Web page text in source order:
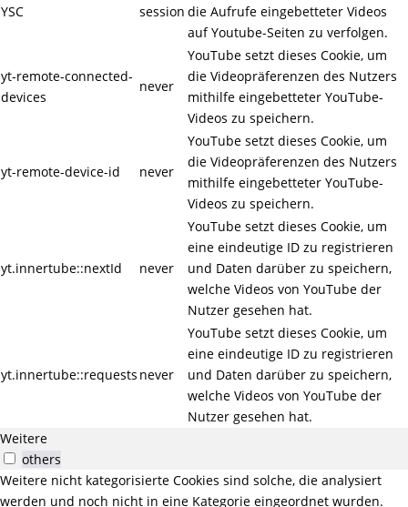
YSC session die Aufrufe eingebetteter Videos
auf Youtube-Seiten zu verfolgen.
yt-remote-connected-
devices
never
YouTube setzt dieses Cookie, um
die Videopräferenzen des Nutzers
mithilfe eingebetteter YouTube-
Videos zu speichern.
yt-remote-device-id never
YouTube setzt dieses Cookie, um
die Videopräferenzen des Nutzers
mithilfe eingebetteter YouTube-
Videos zu speichern.
yt.innertube::nextId never
YouTube setzt dieses Cookie, um
eine eindeutige ID zu registrieren
und Daten darüber zu speichern,
welche Videos von YouTube der
Nutzer gesehen hat.
yt.innertube::requests never
YouTube setzt dieses Cookie, um
eine eindeutige ID zu registrieren
und Daten darüber zu speichern,
welche Videos von YouTube der
Nutzer gesehen hat.
Weitere
others
Weitere nicht kategorisierte Cookies sind solche, die analysiert
werden und noch nicht in eine Kategorie eingeordnet wurden.